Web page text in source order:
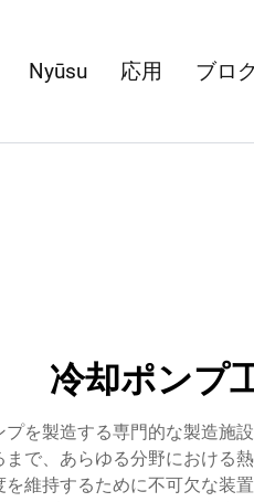
Nyūsu 応用 ブロ
冷却ポンプ
を製造する専門的な製造施
で、あらゆる分野における
維持するために不可欠な装